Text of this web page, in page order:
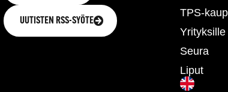
UUTISTEN RSS-SYÖTE
TPS-
Yrityksille
Seura
Liput